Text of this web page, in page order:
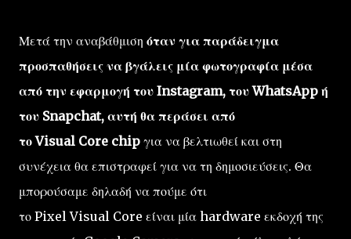
Μετά την αναβάθμιση όταν για παράδειγμα
προσπαθήσεις να βγάλεις μία φωτογραφία μέσα
από την εφαρμογή του Instagram, του WhatsApp ή
του Snapchat, αυτή θα περάσει από
το Visual Core chip για να βελτιωθεί και στη
συνέχεια θα επιστραφεί για να τη δημοσιεύσεις. Θα
μπορούσαμε δηλαδή να πούμε ότι
το Pixel Visual Core είναι μία hardware εκδοχή της